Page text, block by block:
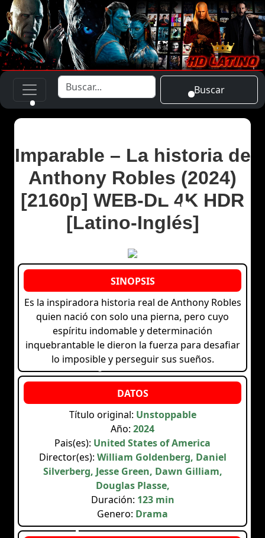
Buscar
Imparable – La historia de
Anthony Robles (2024)
[2160p] WEB-DL 4K HDR
[Latino-Inglés]
Es la inspiradora historia real de Anthony Robles
quien nació con solo una pierna, pero cuyo
espíritu indomable y determinación
inquebrantable le dieron la fuerza para desafiar
lo imposible y perseguir sus sueños.
Título original: Unstoppable
Año: 2024
Pais(es): United States of America
Director(es): William Goldenberg, Daniel
Silverberg, Jesse Green, Dawn Gilliam,
Douglas Plasse,
Duración: 123 min
Genero: Drama